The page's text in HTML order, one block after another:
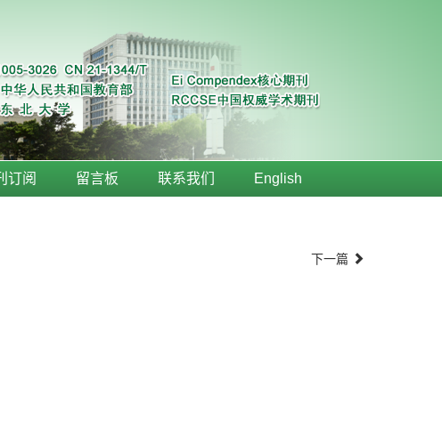
订阅 留言板 联系我们 English
下一篇